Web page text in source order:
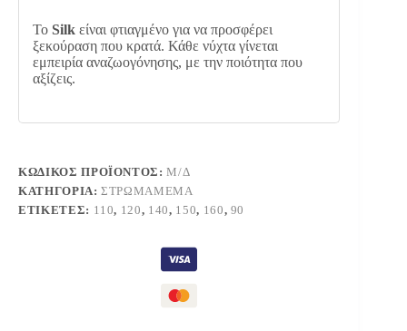
Το Silk είναι φτιαγμένο για να προσφέρει
ξεκούραση που κρατά. Κάθε νύχτα γίνεται
εμπειρία αναζωογόνησης, με την ποιότητα που
αξίζεις.
ΚΩΔΙΚΌΣ ΠΡΟΪΌΝΤΟΣ:Μ/Δ
ΚΑΤΗΓΟΡΊΑ:ΣΤΡΩΜΑΜΕΜΑ
ΕΤΙΚΈΤΕΣ: 110, 120, 140, 150, 160, 90